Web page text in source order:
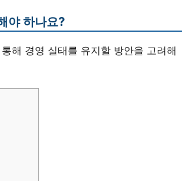
야 하나요?
해 경영 실태를 유지할 방안을 고려해